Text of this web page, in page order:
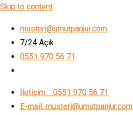
Skip to content
musteri@umutpanjur.com
7/24 Açık
0551 970 56 71
İletişim: 0551 970 56 71
E-mail: musteri@umutpanjur.com